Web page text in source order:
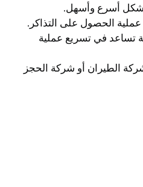
تساعد في تسريع عملية
الطيران أو شركة الحجز